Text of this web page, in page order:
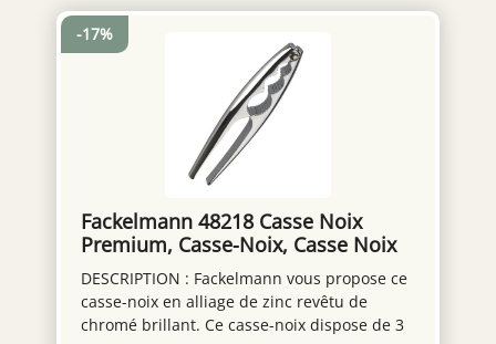
Fackelmann 48218 Casse Noix
Premium, Casse-Noix, Casse Noix
et crustacés, Acier Chromé,
Argenté, 17,5 x 4 x 1,3 cm
DESCRIPTION : Fackelmann vous propose ce
casse-noix en alliage de zinc revêtu de
chromé brillant. Ce casse-noix dispose de 3
-17%